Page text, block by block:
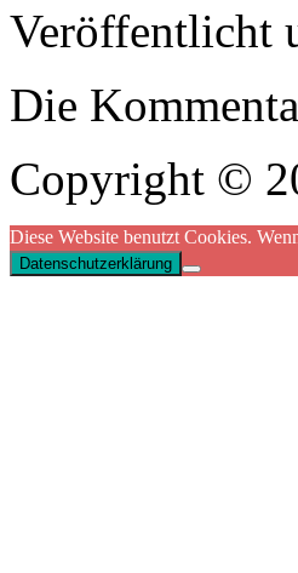
Veröffentlicht
Die
Copyright ©
Diese Website benutzt Cookies.
Datenschutzerklärung